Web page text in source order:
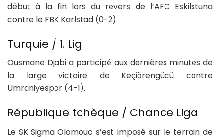
début à la fin lors du revers de l’AFC Eskilstuna
contre le FBK Karlstad (0-2).
Turquie / 1. Lig
Ousmane Djabi a participé aux dernières minutes de
la large victoire de Keçiörengücü contre
Ümraniyespor (4-1).
République tchèque / Chance Liga
Le SK Sigma Olomouc s’est imposé sur le terrain de